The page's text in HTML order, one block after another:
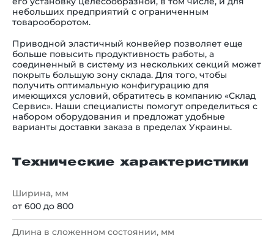
небольших предприятий с ограниченным
товарооборотом.
Приводной эластичный конвейер позволяет еще
больше повысить продуктивность работы, а
соединенный в систему из нескольких секций может
покрыть большую зону склада. Для того, чтобы
получить оптимальную конфигурацию для
имеющихся условий, обратитесь в компанию «Склад
Сервис». Наши специалисты помогут определиться с
набором оборудования и предложат удобные
варианты доставки заказа в пределах Украины.
Технические характеристики
Ширина, мм
от 600 до 800
Длина в сложенном состоянии, мм